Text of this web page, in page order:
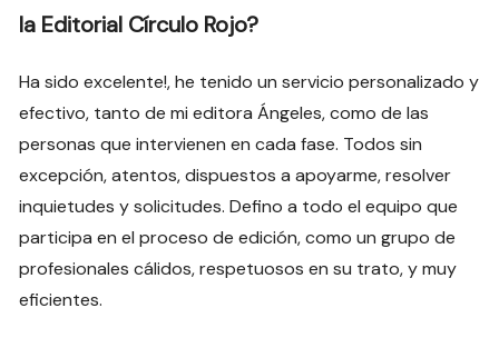
la Editorial Círculo Rojo?
Ha sido excelente!, he tenido un servicio personalizado y
efectivo, tanto de mi editora Ángeles, como de las
personas que intervienen en cada fase. Todos sin
excepción, atentos, dispuestos a apoyarme, resolver
inquietudes y solicitudes. Defino a todo el equipo que
participa en el proceso de edición, como un grupo de
profesionales cálidos, respetuosos en su trato, y muy
eficientes.